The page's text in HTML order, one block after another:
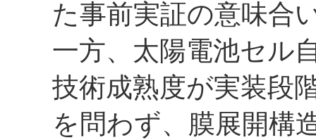
た事前実証の意味合
一方、太陽電池セル
技術成熟度が実装段
を問わず、膜展開構